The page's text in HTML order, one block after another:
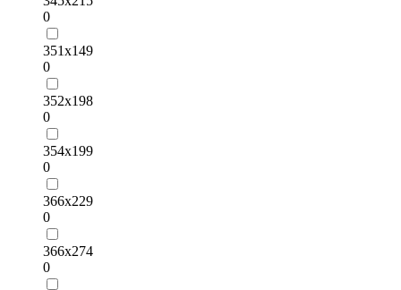
0
351х149
0
352х198
0
354х199
0
366х229
0
366х274
0